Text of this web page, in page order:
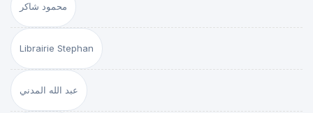
محمود شاكر
Librairie Stephan
عبد الله المدني